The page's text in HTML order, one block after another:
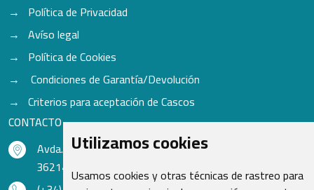
Utilizamos cookies
Usamos cookies y otras técnicas de rastreo para
Política de Privacidad
Avíso legal
Política de Cookies
Condiciones de Garantía/Devolución
Criterios para aceptación de Cascos
CONTACTO
Avda. do Freixo - Sardoma, 13
36214 Vigo - Pontevedra - España